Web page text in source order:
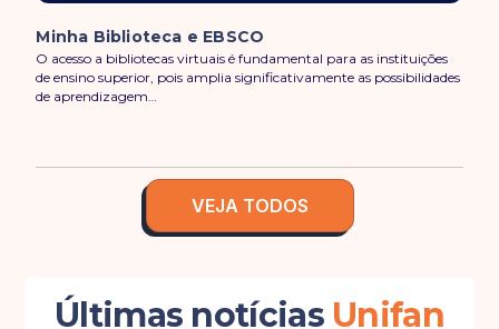
Minha Biblioteca e EBSCO
O acesso a bibliotecas virtuais é fundamental para as instituições
de ensino superior, pois amplia significativamente as possibilidades
de aprendizagem…
VEJA TODOS
Últimas notícias Unifan